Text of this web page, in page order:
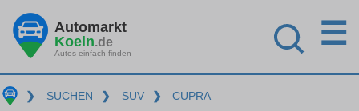
Automarkt
Koeln.de
Autos einfach finden
☰
❯ SUCHEN ❯ SUV ❯ CUPRA